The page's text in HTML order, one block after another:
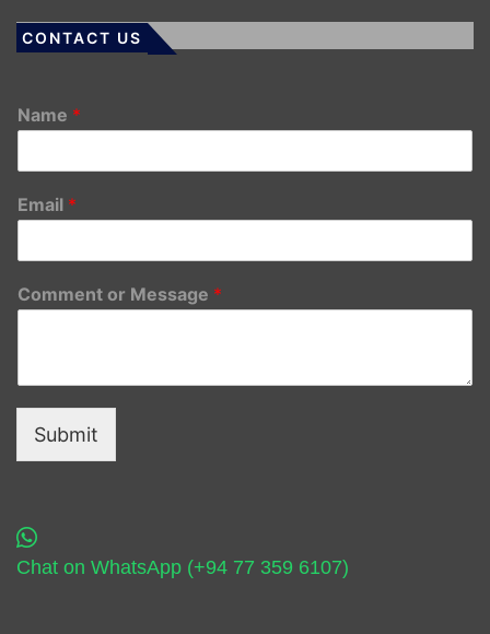
CONTACT US
Name *
Email *
Comment or Message *
Submit
Chat on WhatsApp (+94 77 359 6107)